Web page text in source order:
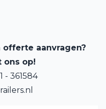
aanvragen?
ons op!
- 361584